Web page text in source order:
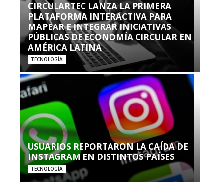
CIRCULARTEC LANZA LA PRIMERA
PLATAFORMA INTERACTIVA PARA
MAPEAR E INTEGRAR INICIATIVAS
PÚBLICAS DE ECONOMÍA CIRCULAR EN
AMÉRICA LATINA
TECNOLOGÍA
USUARIOS REPORTARON LA CAÍDA DE
INSTAGRAM EN DISTINTOS PAÍSES
TECNOLOGÍA